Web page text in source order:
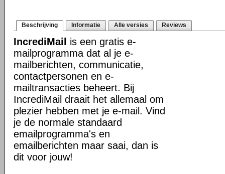
Beschrijving Informatie Alle versies Reviews
IncrediMail
is een gratis e-
mailprogramma dat al je e-
mailberichten, communicatie,
contactpersonen en e-
mailtransacties beheert. Bij
IncrediMail draait het allemaal om
plezier hebben met je e-mail. Vind
je de normale standaard
emailprogramma's en
emailberichten maar saai, dan is
dit voor jouw!